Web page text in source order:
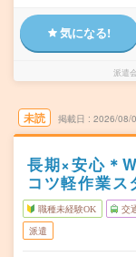
気になる!
派遣
未読 掲載日 2026/08/
長期×安心＊
コツ軽作業ス
職種未経験OK 交
派遣